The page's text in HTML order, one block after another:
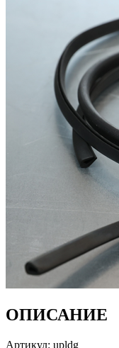
ОПИСАНИЕ
Артикул: upldg